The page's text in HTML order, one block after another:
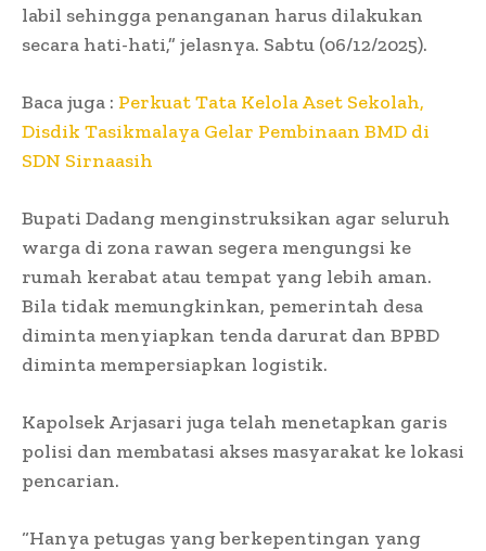
labil sehingga penanganan harus dilakukan
secara hati-hati,” jelasnya. Sabtu (06/12/2025).
Baca juga : Perkuat Tata Kelola Aset Sekolah,
Disdik Tasikmalaya Gelar Pembinaan BMD di
SDN Sirnaasih
Bupati Dadang menginstruksikan agar seluruh
warga di zona rawan segera mengungsi ke
rumah kerabat atau tempat yang lebih aman.
Bila tidak memungkinkan, pemerintah desa
diminta menyiapkan tenda darurat dan BPBD
diminta mempersiapkan logistik.
Kapolsek Arjasari juga telah menetapkan garis
polisi dan membatasi akses masyarakat ke lokasi
pencarian.
“Hanya petugas yang berkepentingan yang